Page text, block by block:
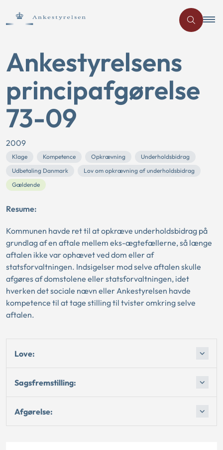
Ankestyrelsens
principafgørelse
73-09
2009
Klage Kompetence Opkrævning
Underholdsbidrag
Udbetaling Danmark
Lov om opkrævning af underholdsbidrag
Gældende
Resume:
Kommunen havde ret til at opkræve underholdsbidrag på
grundlag af en aftale mellem eks-ægtefællerne, så længe
aftalen ikke var ophævet ved dom eller af
statsforvaltningen. Indsigelser mod selve aftalen skulle
afgøres af domstolene eller statsforvaltningen, idet
hverken det sociale nævn eller Ankestyrelsen havde
kompetence til at tage stilling til tvister omkring selve
aftalen.
Love:
Sagsfremstilling:
Afgørelse: